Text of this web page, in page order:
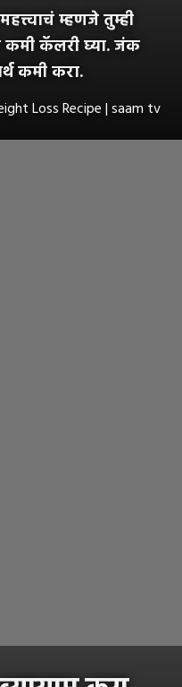
म्हणजे तुम्ही
कमी कॅलरी घ्या. जंक
कमी करा.
Loss Recipe | saam tv